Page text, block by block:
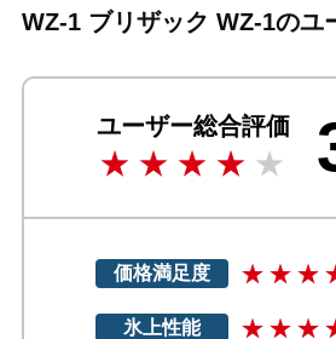
WZ-1 ブリザック WZ-1のユ
ユーザー総合評価
価格満足度
氷上性能